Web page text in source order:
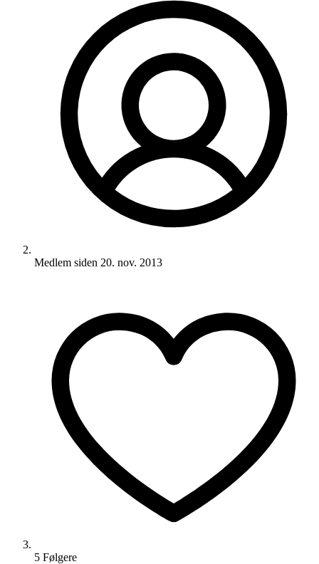
Medlem siden 20. nov. 2013
5 Følgere